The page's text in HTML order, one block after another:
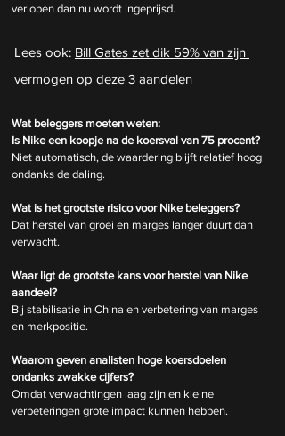
verlopen dan nu wordt ingeprijsd.
Lees ook: Bill Gates zet dik 59% van zijn
vermogen op deze 3 aandelen
Wat beleggers moeten weten:
Is Nike een koopje na de koersval van 75 procent?
Niet automatisch, de waardering blijft relatief hoog
ondanks de daling.
Wat is het grootste risico voor Nike beleggers?
Dat herstel van groei en marges langer duurt dan
verwacht.
Waar ligt de grootste kans voor herstel van Nike
aandeel?
Bij stabilisatie in China en verbetering van marges
en merkpositie.
Waarom geven analisten hoge koersdoelen
ondanks zwakke cijfers?
Omdat verwachtingen laag zijn en kleine
verbeteringen grote impact kunnen hebben.